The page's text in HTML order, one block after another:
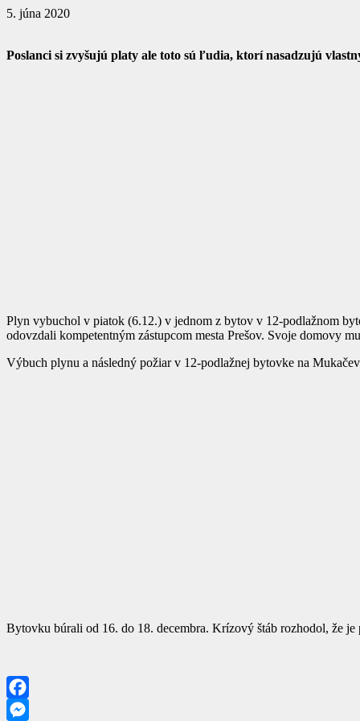
5. júna 2020
Poslanci si zvyšujú platy ale toto sú ľudia, ktorí nasadzujú
Plyn vybuchol v piatok (6.12.) v jednom z bytov v 12-podlažnom
odovzdali kompetentným zástupcom mesta Prešov. Svoje domovy
Výbuch plynu a následný požiar v 12-podlažnej bytovke na
Bytovku búrali od 16. do 18. decembra. Krízový štáb rozhodol, že
Facebook